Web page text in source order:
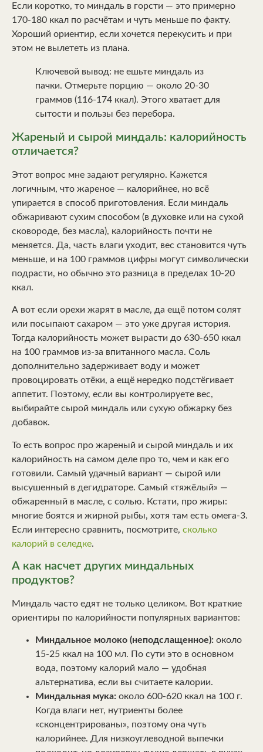
Если коротко, то миндаль в горсти — это примерно
170-180 ккал по расчётам и чуть меньше по факту.
Хороший ориентир, если хочется перекусить и при
этом не вылететь из плана.
Ключевой вывод: не ешьте миндаль из
пачки. Отмерьте порцию — около 20-30
граммов (116-174 ккал). Этого хватает для
сытости и пользы без перебора.
Жареный и сырой миндаль: калорийность
отличается?
Этот вопрос мне задают регулярно. Кажется
логичным, что жареное — калорийнее, но всё
упирается в способ приготовления. Если миндаль
обжаривают сухим способом (в духовке или на сухой
сковороде, без масла), калорийность почти не
меняется. Да, часть влаги уходит, вес становится чуть
меньше, и на 100 граммов цифры могут символически
подрасти, но обычно это разница в пределах 10-20
ккал.
А вот если орехи жарят в масле, да ещё потом солят
или посыпают сахаром — это уже другая история.
Тогда калорийность может вырасти до 630-650 ккал
на 100 граммов из-за впитанного масла. Соль
дополнительно задерживает воду и может
провоцировать отёки, а ещё нередко подстёгивает
аппетит. Поэтому, если вы контролируете вес,
выбирайте сырой миндаль или сухую обжарку без
добавок.
То есть вопрос про жареный и сырой миндаль и их
калорийность на самом деле про то, чем и как его
готовили. Самый удачный вариант — сырой или
высушенный в дегидраторе. Самый «тяжёлый» —
обжаренный в масле, с солью. Кстати, про жиры:
многие боятся и жирной рыбы, хотя там есть омега-3.
Если интересно сравнить, посмотрите, сколько
калорий в селедке.
А как насчет других миндальных
продуктов?
Миндаль часто едят не только целиком. Вот краткие
ориентиры по калорийности популярных вариантов:
Миндальное молоко (неподслащенное): около
15-25 ккал на 100 мл. По сути это в основном
вода, поэтому калорий мало — удобная
альтернатива, если вы считаете калории.
Миндальная мука: около 600-620 ккал на 100 г.
Когда влаги нет, нутриенты более
«сконцентрированы», поэтому она чуть
калорийнее. Для низкоуглеводной выпечки